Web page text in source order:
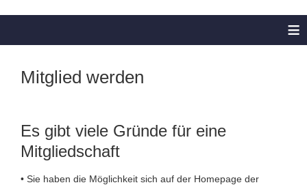
≡
Mitglied werden
Es gibt viele Gründe für eine
Mitgliedschaft
• Sie haben die Möglichkeit sich auf der Homepage der